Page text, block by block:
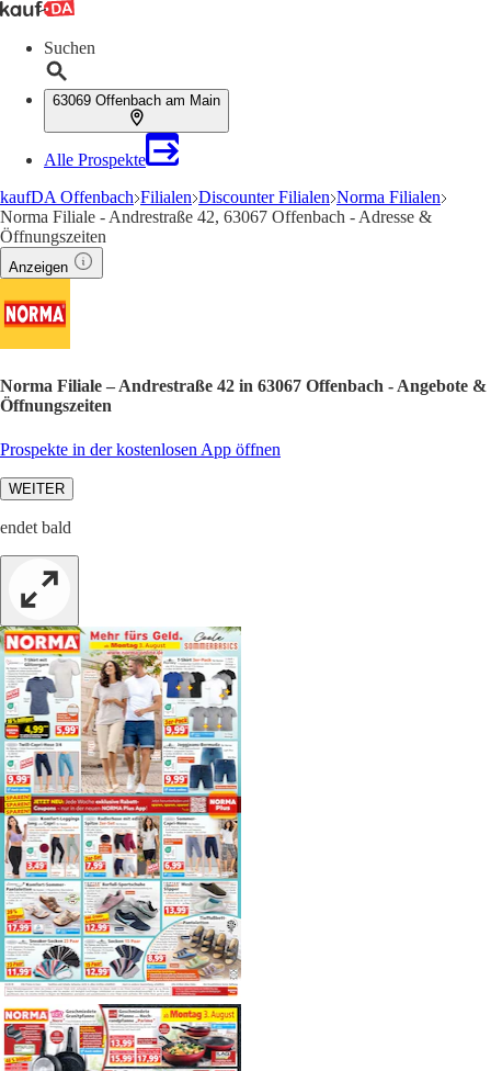
Suchen
63069 Offenbach am Main
Alle Prospekte
kaufDA Offenbach Filialen Discounter Filialen Norma Filialen
Norma Filiale - Andrestraße 42, 63067 Offenbach - Adresse &
Öffnungszeiten
Anzeigen
Norma Filiale – Andrestraße 42 in 63067 Offenbach - Angebote &
Öffnungszeiten
Prospekte in der kostenlosen App öffnen
WEITER
endet bald